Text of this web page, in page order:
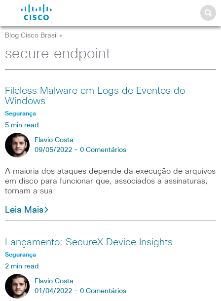
Blog Cisco Brasil >
secure endpoint
Fileless Malware em Logs de Eventos do
Windows
Segurança
5 min read
Flavio Costa
09/05/2022 - 0 Comentários
A maioria dos ataques depende da execução de arquivos
em disco para funcionar que, associados a assinaturas,
tornam a sua
Leia Mais
Lançamento: SecureX Device Insights
Segurança
2 min read
Flavio Costa
01/04/2022 - 0 Comentários